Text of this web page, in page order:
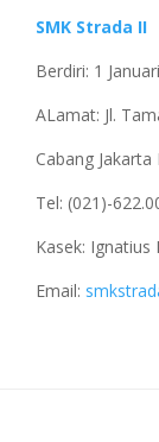
SMK Strada II
Berdiri: 1
ALamat: Jl.
Cabang
Tel: (021)-
Kasek:
Email: